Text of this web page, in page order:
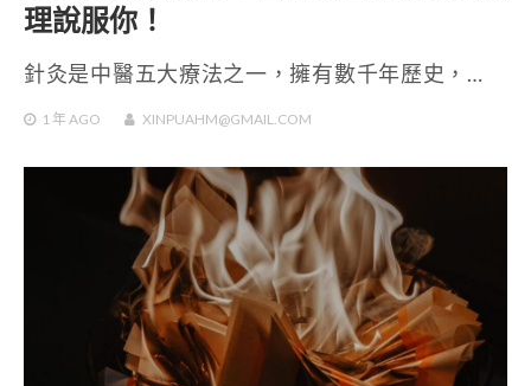
理說服你！
針灸是中醫五大療法之一，擁有數千年歷史，…
1 年 AGO XINPUAHM@GMAIL.COM